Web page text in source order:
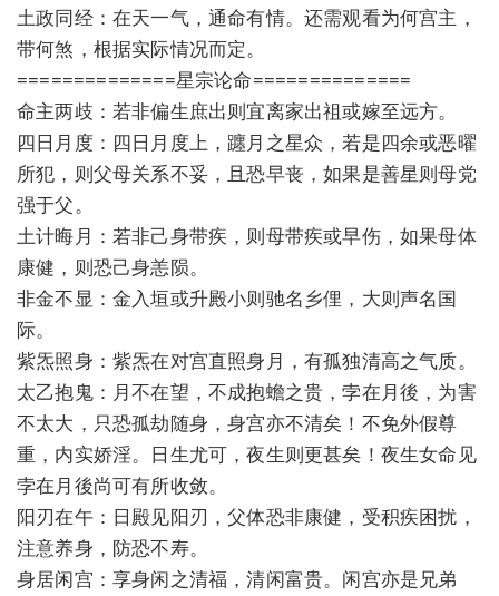
土政同经：在天一气，通命有情。还需观看为何宫主，
带何煞，根据实际情况而定。
==============星宗论命==============
命主两歧：若非偏生庶出则宜离家出祖或嫁至远方。
四日月度：四日月度上，躔月之星众，若是四余或恶曜
所犯，则父母关系不妥，且恐早丧，如果是善星则母党
强于父。
土计晦月：若非己身带疾，则母带疾或早伤，如果母体
康健，则恐己身恙陨。
非金不显：金入垣或升殿小则驰名乡俚，大则声名国
际。
紫炁照身：紫炁在对宫直照身月，有孤独清高之气质。
太乙抱鬼：月不在望，不成抱蟾之贵，孛在月後，为害
不太大，只恐孤劫随身，身宫亦不清矣！不免外假尊
重，内实娇淫。日生尤可，夜生则更甚矣！夜生女命见
孛在月後尚可有所收敛。
阳刃在午：日殿见阳刃，父体恐非康健，受积疾困扰，
注意养身，防恐不寿。
身居闲宫：享身闲之清福，清闲富贵。闲宫亦是兄弟